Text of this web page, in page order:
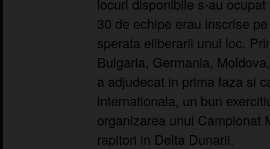
locuri disponibile s-au
30 de echipe erau inscrise
sperata eliberarii unui loc.
Bulgaria, Germania,
a adjudecat in prima faza si
internationala, un bun
organizarea unui Campionat
rapitori in Delta Dunarii.